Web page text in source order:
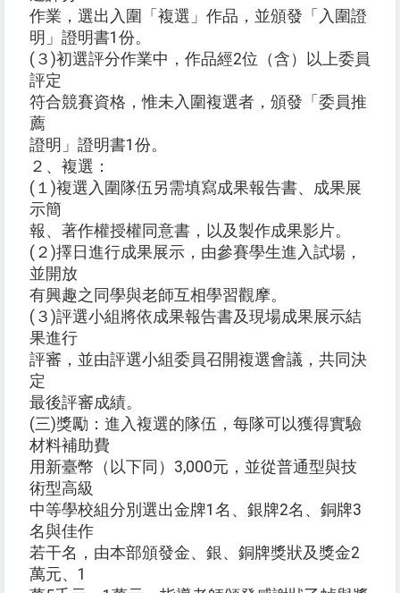
作業，選出入圍「複選」作品，並頒發「入圍證
明」證明書1份。
(３)初選評分作業中，作品經2位（含）以上委員
評定
符合競賽資格，惟未入圍複選者，頒發「委員推
薦
證明」證明書1份。
２、複選：
(１)複選入圍隊伍另需填寫成果報告書、成果展
示簡
報、著作權授權同意書，以及製作成果影片。
(２)擇日進行成果展示，由參賽學生進入試場，
並開放
有興趣之同學與老師互相學習觀摩。
(３)評選小組將依成果報告書及現場成果展示結
果進行
評審，並由評選小組委員召開複選會議，共同決
定
最後評審成績。
(三)獎勵：進入複選的隊伍，每隊可以獲得實驗
材料補助費
用新臺幣（以下同）3,000元，並從普通型與技
術型高級
中等學校組分別選出金牌1名、銀牌2名、銅牌3
名與佳作
若干名，由本部頒發金、銀、銅牌獎狀及獎金2
萬元、1